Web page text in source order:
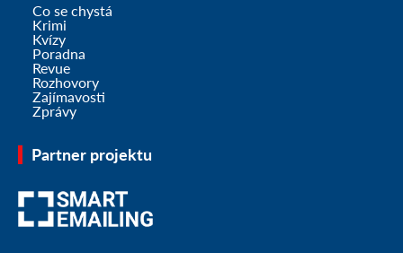
Co se chystá
Krimi
Kvízy
Poradna
Revue
Rozhovory
Zajímavosti
Zprávy
Partner projektu